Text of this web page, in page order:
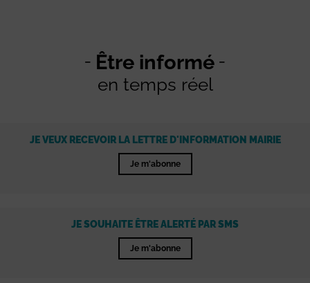
Être informé
en temps réel
JE VEUX RECEVOIR LA LETTRE D'INFORMATION MAIRIE
Je m'abonne
JE SOUHAITE ÊTRE ALERTÉ PAR SMS
Je m'abonne